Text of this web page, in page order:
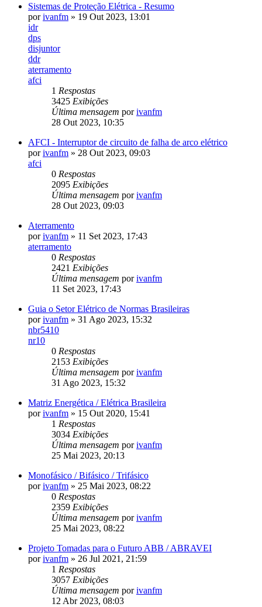
Sistemas de Proteção Elétrica - Resumo
porivanfm » 19 Out 2023, 13:01
idr
dps
disjuntor
ddr
aterramento
afci
1 Respostas
3425 Exibições
Última mensagem porivanfm
28 Out 2023, 10:35
AFCI - Interruptor de circuito de falha de arco elétrico
porivanfm » 28 Out 2023, 09:03
afci
0 Respostas
2095 Exibições
Última mensagem porivanfm
28 Out 2023, 09:03
Aterramento
porivanfm » 11 Set 2023, 17:43
aterramento
0 Respostas
2421 Exibições
Última mensagem porivanfm
11 Set 2023, 17:43
Guia o Setor Elétrico de Normas Brasileiras
porivanfm » 31 Ago 2023, 15:32
nbr5410
nr10
0 Respostas
2153 Exibições
Última mensagem porivanfm
31 Ago 2023, 15:32
Matriz Energética / Elétrica Brasileira
porivanfm » 15 Out 2020, 15:41
1 Respostas
3034 Exibições
Última mensagem porivanfm
25 Mai 2023, 20:13
Monofásico / Bifásico / Trifásico
porivanfm » 25 Mai 2023, 08:22
0 Respostas
2359 Exibições
Última mensagem porivanfm
25 Mai 2023, 08:22
Projeto Tomadas para o Futuro ABB / ABRAVEI
porivanfm » 26 Jul 2021, 21:59
1 Respostas
3057 Exibições
Última mensagem porivanfm
12 Abr 2023, 08:03